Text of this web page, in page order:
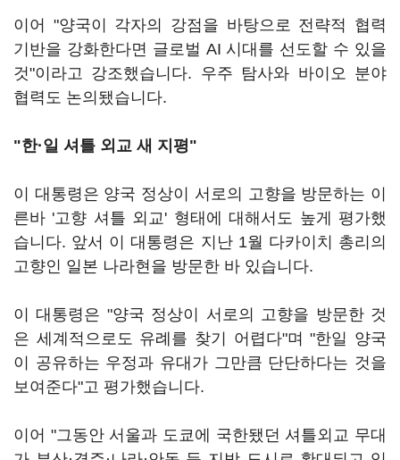
이어 "양국이 각자의 강점을 바탕으로 전략적 협력
기반을 강화한다면 글로벌 AI 시대를 선도할 수 있을
것"이라고 강조했습니다. 우주 탐사와 바이오 분야
협력도 논의됐습니다.
"한·일 셔틀 외교 새 지평"
이 대통령은 양국 정상이 서로의 고향을 방문하는 이
른바 '고향 셔틀 외교' 형태에 대해서도 높게 평가했
습니다. 앞서 이 대통령은 지난 1월 다카이치 총리의
고향인 일본 나라현을 방문한 바 있습니다.
이 대통령은 "양국 정상이 서로의 고향을 방문한 것
은 세계적으로도 유례를 찾기 어렵다"며 "한일 양국
이 공유하는 우정과 유대가 그만큼 단단하다는 것을
보여준다"고 평가했습니다.
이어 "그동안 서울과 도쿄에 국한됐던 셔틀외교 무대